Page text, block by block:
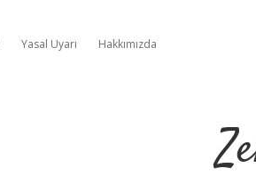
Yasal Uyarı Hakkımızda